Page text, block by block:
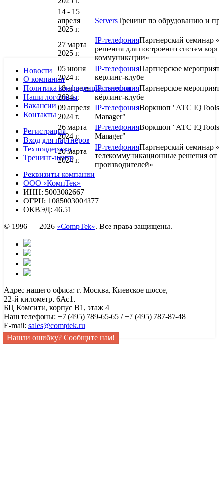
14 - 15
апреля
2025 г.
ServersТренинг по обрудованию и
27 марта
2025 г.
IP-телефонияПартнерский семинар
решения для построения систем
коммуникации»
05 июня
2024 г.
IP-телефонияПартнерское
керлинг-клубе
18 апреля
2024 г.
IP-телефонияПартнерское
кёрлинг-клубе
09 апреля
2024 г.
IP-телефонияВоркшоп "АТС IQTools
Manager"
26 марта
2024 г.
IP-телефонияВоркшоп "АТС IQTools
Manager"
20 марта
2024 г.
IP-телефонияПартнерский семинар
телекоммуникационные решения от
производителей»
Новости
О компании
Политика конфиденциальности
Наши логотипы
Вакансии
Контакты
Регистрация
Вход для партнеров
Техподдержка
Тренинг-центр
Реквизиты компании
ООО «КомпТек»
ИНН: 5003082667
ОГРН: 1085003004877
ОКВЭД: 46.51
© 1996 — 2026 «CompTek». Все права защищены.
Адрес нашего офиса: г. Москва, Киевское шоссе,
22-й километр, 6Ас1,
БЦ Комсити, корпус B1, этаж 4
Наш телефоны: +7 (495) 789-65-65 / +7 (495) 787-87-48
E-mail: sales@comptek.ru
Нашли ошибку? Сообщите нам!